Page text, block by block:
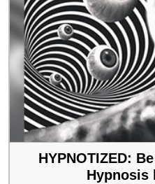
HYPNOTIZED:
Hypnosis